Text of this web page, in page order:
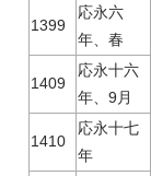
1399
応永六
年、春
1409
応永十六
年、9月
1410
応永十七
年